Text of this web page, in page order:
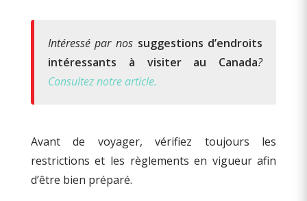
Intéressé par nos suggestions d’endroits
intéressants à visiter au Canada?
Consultez notre article.
Avant de voyager, vérifiez toujours les
restrictions et les règlements en vigueur afin
d’être bien préparé.